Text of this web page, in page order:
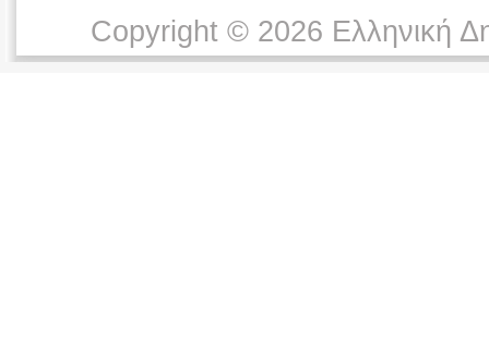
Copyright © 2026 Ελληνική